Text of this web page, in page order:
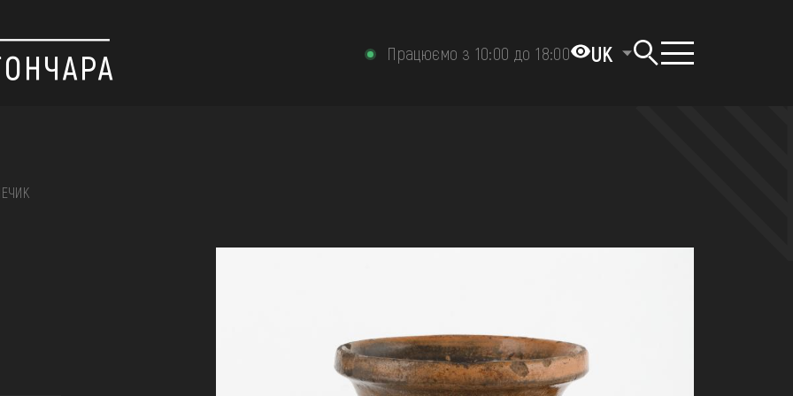
Працюємо з 10:00 до 18:00 UK